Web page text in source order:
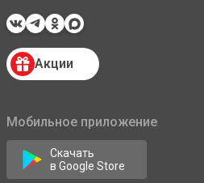
Акции
Мобильное приложение
Скачать
в Google Store